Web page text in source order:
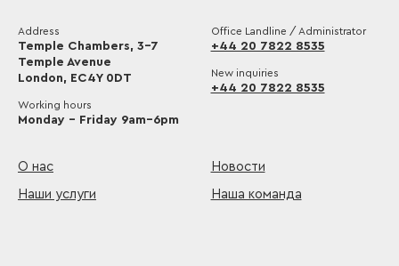
Address
Temple Chambers, 3-7
Temple Avenue
London, EC4Y 0DT
Working hours
Monday – Friday 9am–6pm
Office Landline / Administrator
+44 20 7822 8535
New inquiries
+44 20 7822 8535
О нас
Наши услуги
Новости
Наша команда